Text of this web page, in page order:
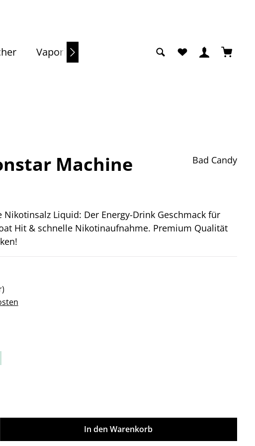
Vaporizer Du hast 0 Produkte
Machine
Bad Candy
Nikotinsalz Liquid: Der Energy-Drink Geschmack für
Hit & schnelle Nikotinaufnahme. Premium Qualität
0 von 5 Sternen
gewünschten Wert ein oder benutze die
In den Warenkorb